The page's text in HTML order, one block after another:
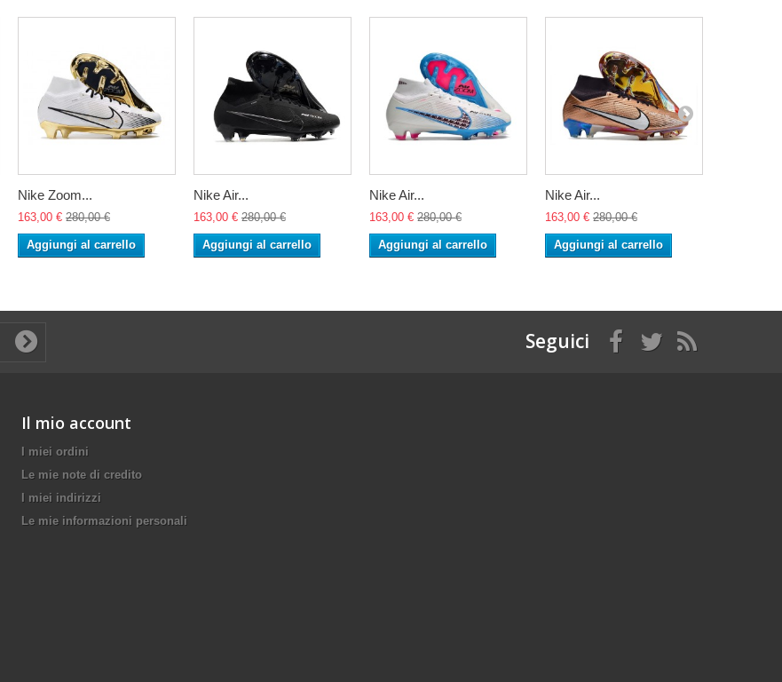
Nike Zoom...
163,00 € 280,00 €
Aggiungi al carrello
Nike Air...
163,00 € 280,00 €
Aggiungi al carrello
Nike Air...
163,00 € 280,00 €
Aggiungi al carrello
Nike Air...
163,00 € 280,00 €
Aggiungi al carrello
Seguici
Il mio account
I miei ordini
Le mie note di credito
I miei indirizzi
Le mie informazioni personali